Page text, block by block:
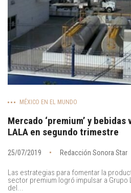
MÉXICO EN EL MUNDO
Mercado ‘premium’ y
LALA en segundo trimestre
25/07/2019 Redacción Sonora Star
Las estrategias para fomentar la
sector premium logró impulsar a Grupo
del...